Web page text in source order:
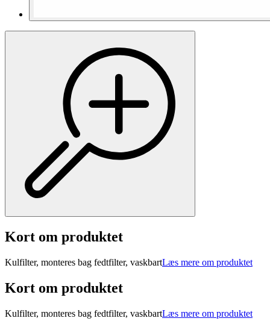
Kort om produktet
Kulfilter, monteres bag fedtfilter, vaskbartLæs mere om produktet
Kort om produktet
Kulfilter, monteres bag fedtfilter, vaskbartLæs mere om produktet